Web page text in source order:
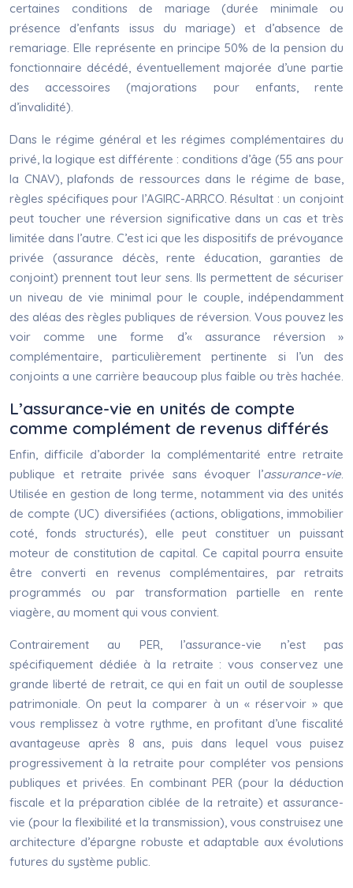
certaines conditions de mariage (durée minimale ou
présence d’enfants issus du mariage) et d’absence de
remariage. Elle représente en principe 50% de la pension du
fonctionnaire décédé, éventuellement majorée d’une partie
des accessoires (majorations pour enfants, rente
d’invalidité).
Dans le régime général et les régimes complémentaires du
privé, la logique est différente : conditions d’âge (55 ans pour
la CNAV), plafonds de ressources dans le régime de base,
règles spécifiques pour l’AGIRC-ARRCO. Résultat : un conjoint
peut toucher une réversion significative dans un cas et très
limitée dans l’autre. C’est ici que les dispositifs de prévoyance
privée (assurance décès, rente éducation, garanties de
conjoint) prennent tout leur sens. Ils permettent de sécuriser
un niveau de vie minimal pour le couple, indépendamment
des aléas des règles publiques de réversion. Vous pouvez les
voir comme une forme d’« assurance réversion »
complémentaire, particulièrement pertinente si l’un des
conjoints a une carrière beaucoup plus faible ou très hachée.
L’assurance-vie en unités de compte
comme complément de revenus différés
Enfin, difficile d’aborder la complémentarité entre retraite
publique et retraite privée sans évoquer l’assurance-vie.
Utilisée en gestion de long terme, notamment via des unités
de compte (UC) diversifiées (actions, obligations, immobilier
coté, fonds structurés), elle peut constituer un puissant
moteur de constitution de capital. Ce capital pourra ensuite
être converti en revenus complémentaires, par retraits
programmés ou par transformation partielle en rente
viagère, au moment qui vous convient.
Contrairement au PER, l’assurance-vie n’est pas
spécifiquement dédiée à la retraite : vous conservez une
grande liberté de retrait, ce qui en fait un outil de souplesse
patrimoniale. On peut la comparer à un « réservoir » que
vous remplissez à votre rythme, en profitant d’une fiscalité
avantageuse après 8 ans, puis dans lequel vous puisez
progressivement à la retraite pour compléter vos pensions
publiques et privées. En combinant PER (pour la déduction
fiscale et la préparation ciblée de la retraite) et assurance-
vie (pour la flexibilité et la transmission), vous construisez une
architecture d’épargne robuste et adaptable aux évolutions
futures du système public.